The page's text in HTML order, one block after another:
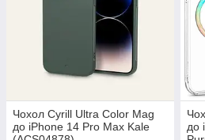
Чохол Cyrill Ultra Color Mag
до iPhone 14 Pro Max Kale
до